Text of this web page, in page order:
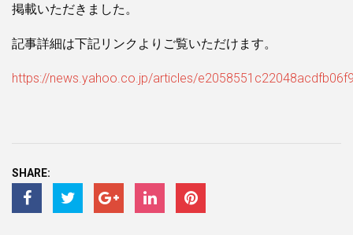
掲載いただきました。
記事詳細は下記リンクよりご覧いただけます。
https://news.yahoo.co.jp/articles/
SHARE: